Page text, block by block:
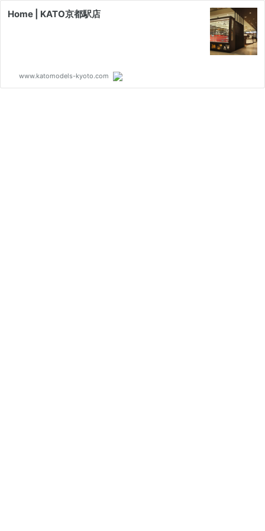
Home | KATO京都駅店
www.katomodels-kyoto.com